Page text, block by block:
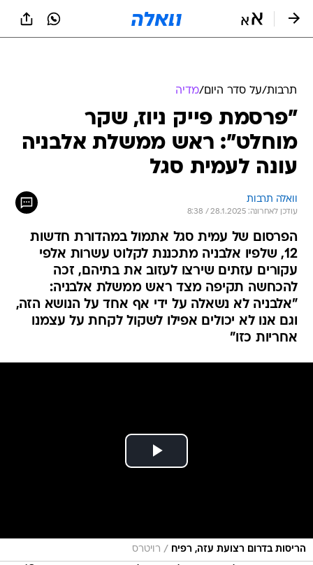
תרבות/על סדר היום/מדיה
"פרסמת פייק ניוז, שקר
מוחלט": ראש ממשלת אלבניה
עונה לעמית סגל
וואלה תרבות
עודכן לאחרונה: 28.1.2025 / 8:38
הפרסום של עמית סגל אתמול במהדורת חדשות
12, שלפיו אלבניה מתכננת לקלוט עשרות אלפי
עקורים עזתים שירצו לעזוב את בתיהם, זכה
להכחשה תקיפה מצד ראש ממשלת אלבניה:
"אלבניה לא נשאלה על ידי אף אחד על הנושא הזה,
וגם אנו לא יכולים אפילו לשקול לקחת על עצמנו
אחריות כזו"
הריסות בדרום רצועת עזה, רפיח / רויטרס